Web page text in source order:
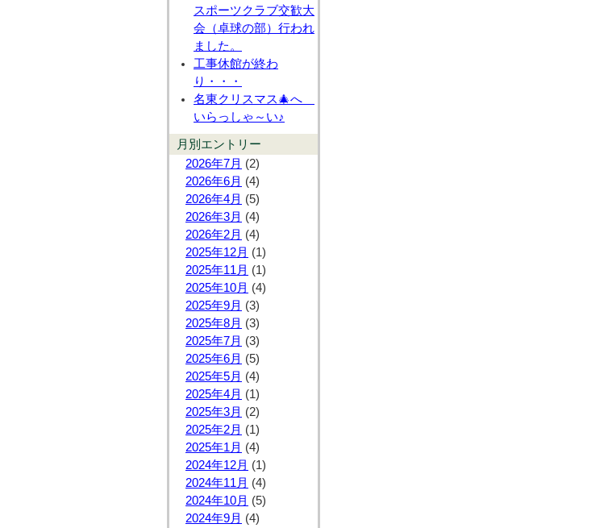
スポーツクラブ交歓大
会（卓球の部）行われ
ました。
工事休館が終わ
り・・・
名東クリスマス🎄へ
いらっしゃ～い♪
月別エントリー
2026年7月 (2)
2026年6月 (4)
2026年4月 (5)
2026年3月 (4)
2026年2月 (4)
2025年12月 (1)
2025年11月 (1)
2025年10月 (4)
2025年9月 (3)
2025年8月 (3)
2025年7月 (3)
2025年6月 (5)
2025年5月 (4)
2025年4月 (1)
2025年3月 (2)
2025年2月 (1)
2025年1月 (4)
2024年12月 (1)
2024年11月 (4)
2024年10月 (5)
2024年9月 (4)